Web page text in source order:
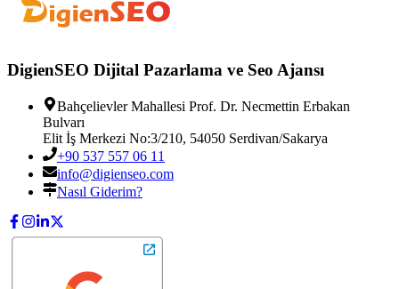
DigienSEO Dijital Pazarlama ve Seo Ajansı
Bahçelievler Mahallesi Prof. Dr. Necmettin Erbakan
Bulvarı
Elit İş Merkezi No:3/210, 54050 Serdivan/Sakarya
+90 537 557 06 11
info@digienseo.com
Nasıl Giderim?